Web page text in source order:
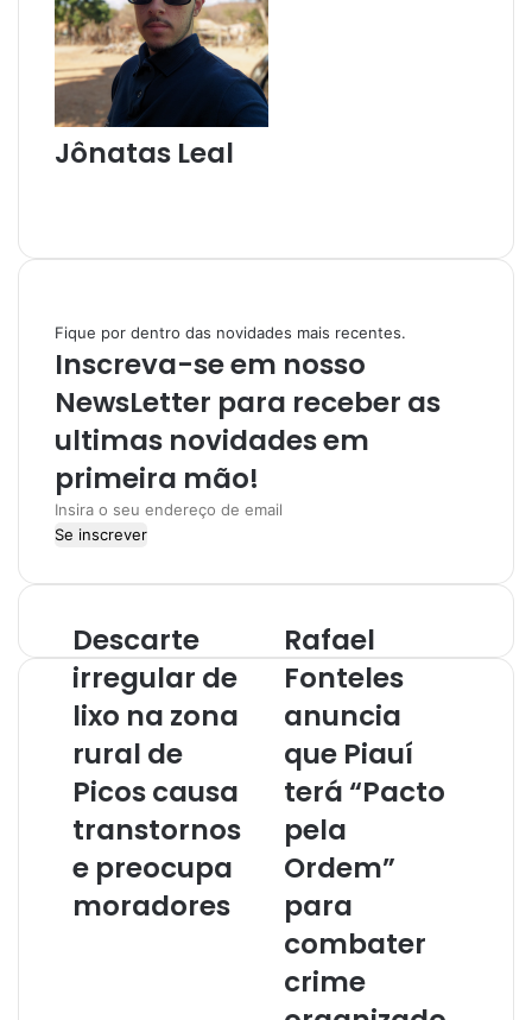
Jônatas Leal
s
e
s
g
r
m
Fique por dentro das novidades mais recentes.
Inscreva-se em nosso
NewsLetter para receber as
ultimas novidades em
primeira mão!
I
n
i
o Descarte
irregular de
lixo na zona
rural de
Picos causa
transtornos
e preocupa
moradores
Rafael
Fonteles
anuncia
que Piauí
terá “Pacto
pela
Ordem”
para
combater
crime